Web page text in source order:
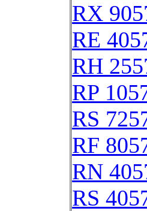
RX
RE
RH
RP
RS
RF
RN
RS